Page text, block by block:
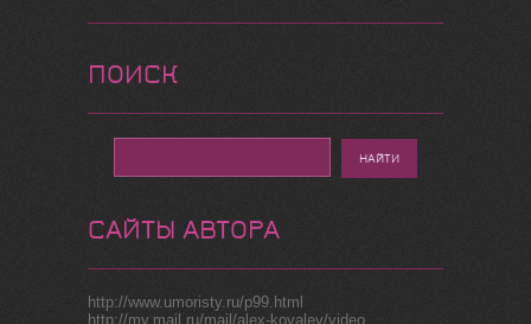
ПОИСК
САЙТЫ АВТОРА
http://www.umoristy.ru/p99.html
http://my.mail.ru/mail/alex-kovalev/video